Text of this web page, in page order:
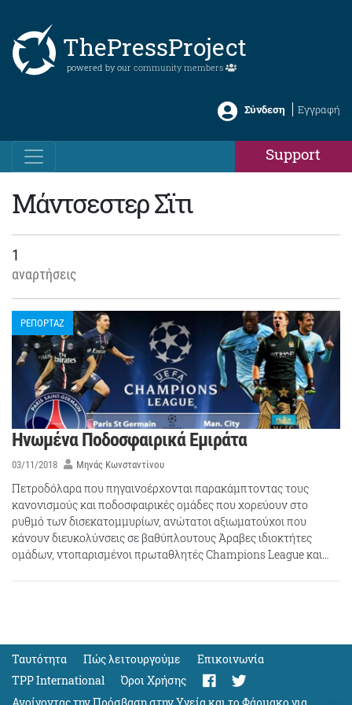
ThePressProject
powered by our community members
Σύνδεση Εγγραφή
Support
Μάντσεστερ Σϊτι
1
αναρτήσεις
ΡΕΠΟΡΤΑΖ
Ηνωμένα Ποδοσφαιρικά Εμιράτα
03/11/2018 Μηνάς Κωνσταντίνου
Πετροδόλαρα που πηγαινοέρχονται παρακάμπτοντας τους
κανονισμούς και ποδοσφαιρικές ομάδες που χορεύουν στο
ρυθμό των δισεκατομμυρίων, ανώτατοι αξιωματούχοι που
κάνουν διευκολύνσεις σε βαθύπλουτους Άραβες ιδιοκτήτες
ομάδων, ντοπαρισμένοι πρωταθλητές Champions League και…
Ταυτότητα Πώς λειτουργούμε
Eπικοινωνία
TPP International
Όροι Χρήσης